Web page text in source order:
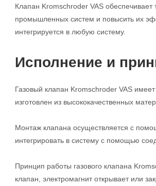
Клапан Kromschroder VAS обеспечивает
промышленных систем и повысить их
интегрируется в любую систему.
Исполнение и
Газовый клапан Kromschroder VAS
изготовлен из высококачественных
Монтаж клапана осуществляется с
интегрировать в систему с помощью
Принцип работы газового клапана
клапан, электромагнит открывает или